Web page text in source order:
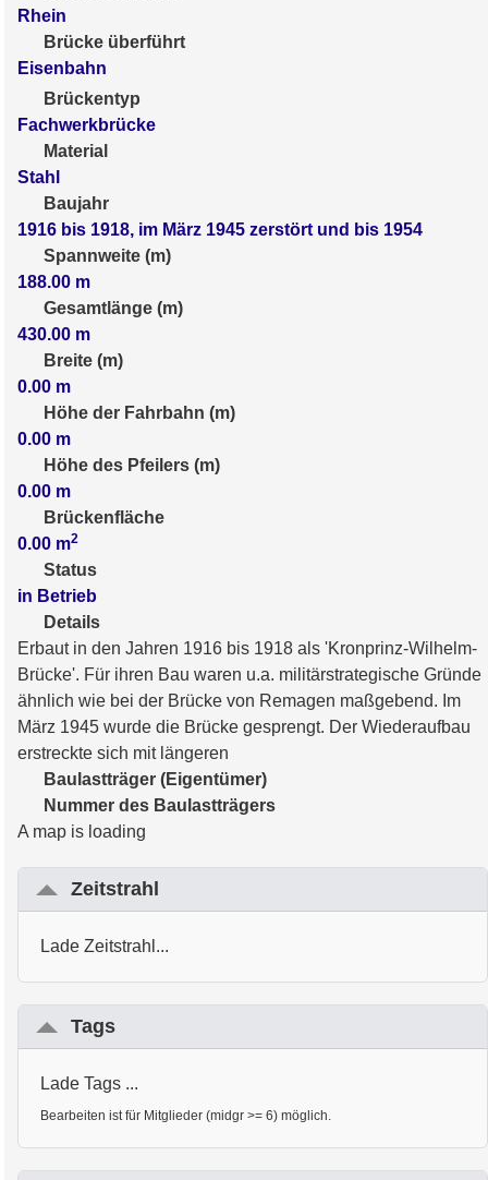
Rhein
Brücke überführt
Eisenbahn
Brückentyp
Fachwerkbrücke
Material
Stahl
Baujahr
1916 bis 1918, im März 1945 zerstört und bis 1954
Spannweite (m)
188.00 m
Gesamtlänge (m)
430.00 m
Breite (m)
0.00 m
Höhe der Fahrbahn (m)
0.00 m
Höhe des Pfeilers (m)
0.00 m
Brückenfläche
0.00 m2
Status
in Betrieb
Details
Erbaut in den Jahren 1916 bis 1918 als 'Kronprinz-Wilhelm-
Brücke'. Für ihren Bau waren u.a. militärstrategische Gründe
ähnlich wie bei der Brücke von Remagen maßgebend. Im
März 1945 wurde die Brücke gesprengt. Der Wiederaufbau
erstreckte sich mit längeren
Baulastträger (Eigentümer)
Nummer des Baulastträgers
A map is loading
Zeitstrahl
Lade Zeitstrahl...
Tags
Lade Tags ...
Bearbeiten ist für Mitglieder (midgr >= 6) möglich.